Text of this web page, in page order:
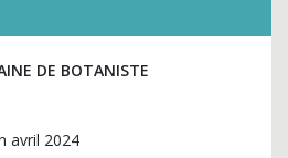
DE BOTANISTE
avril 2024